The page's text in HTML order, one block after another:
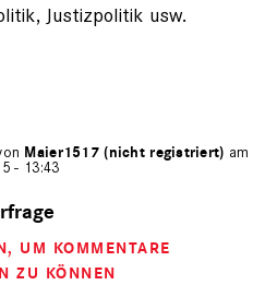
Justizpolitik usw.
Maier1517 (nicht registriert) am
- 13:43
, UM KOMMENTARE
ZU KÖNNEN